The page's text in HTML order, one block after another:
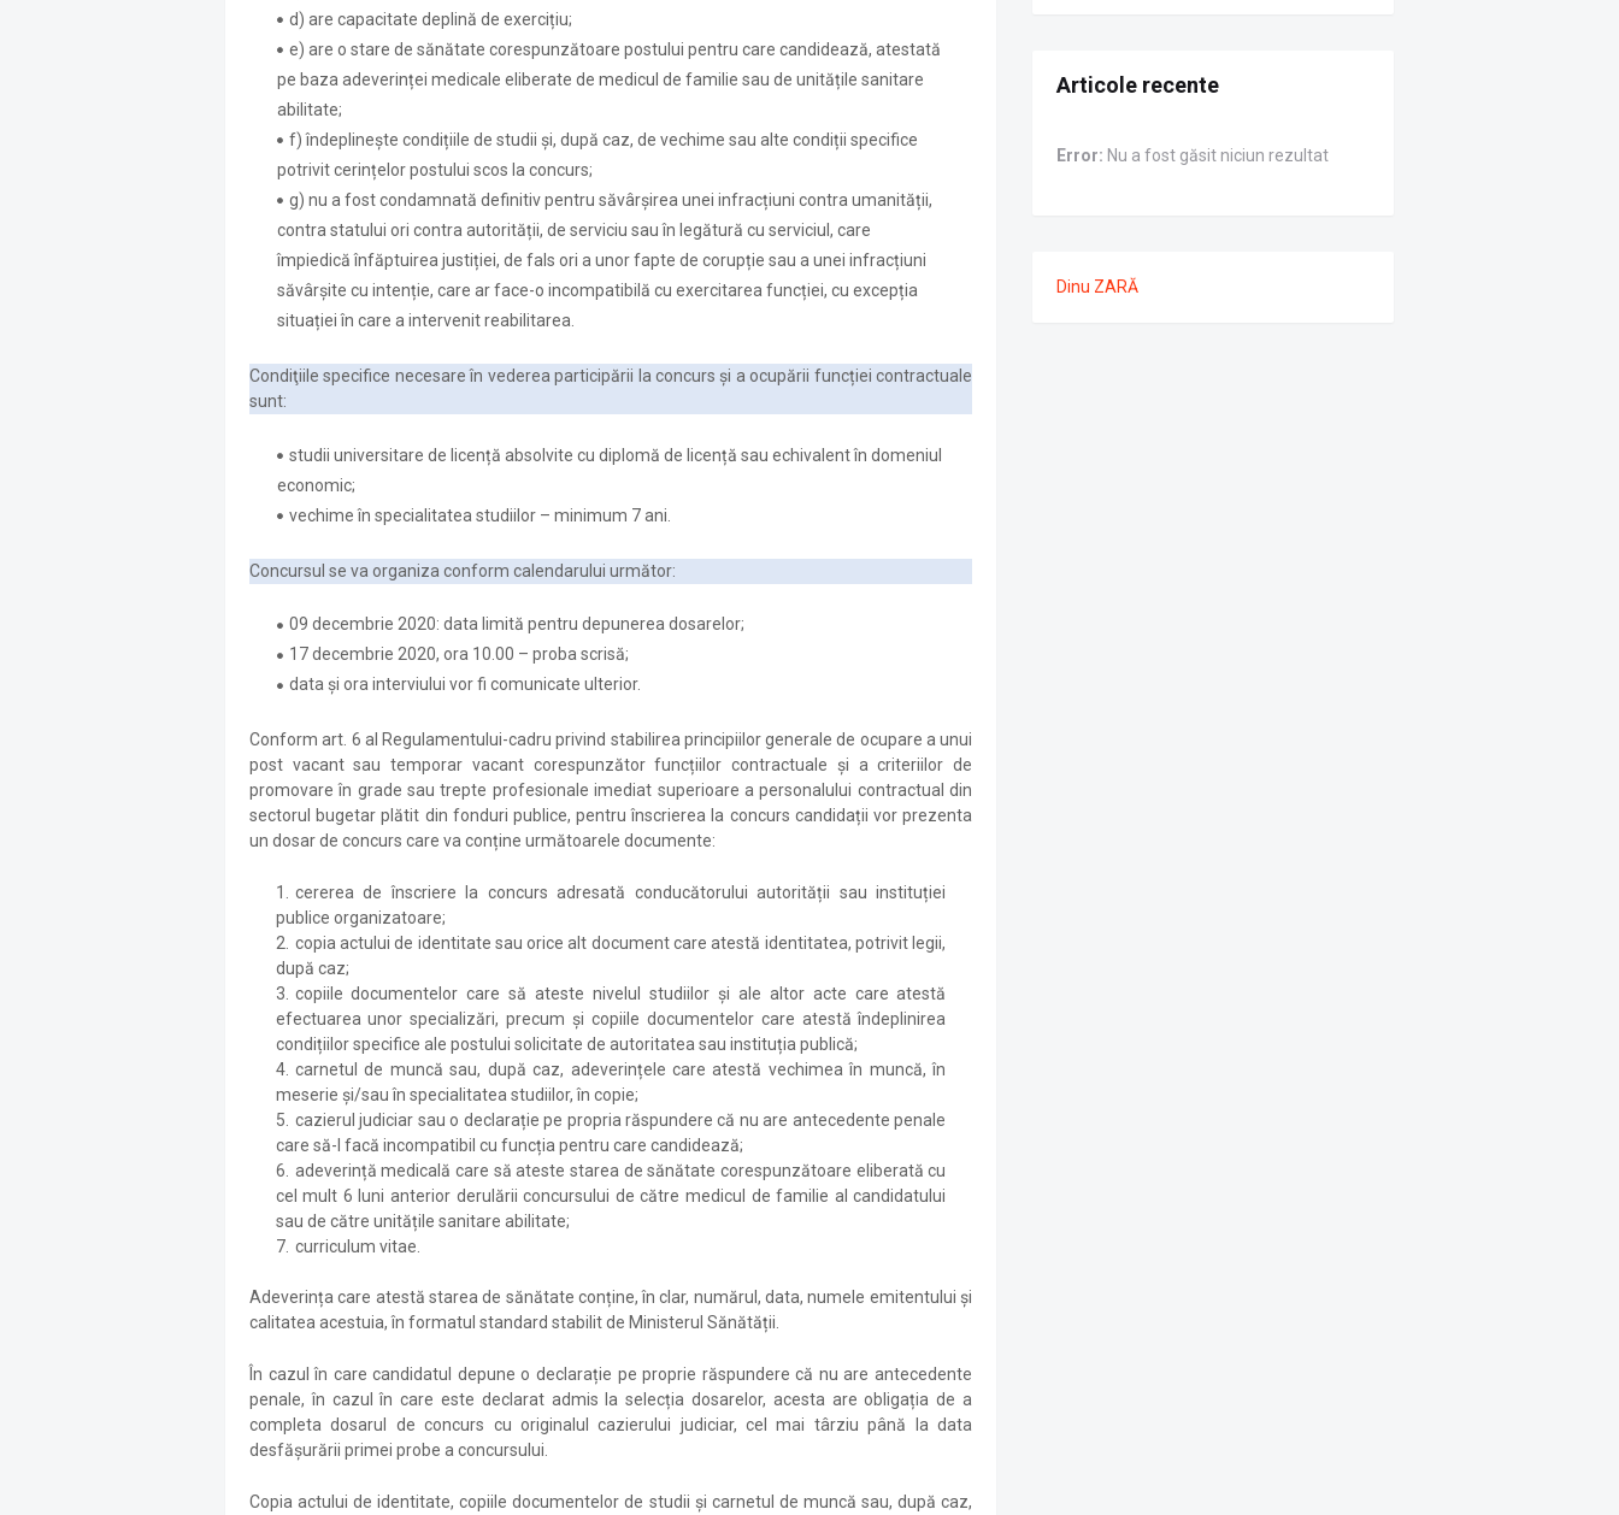
d) are capacitate deplină de exercițiu;
e) are o stare de sănătate corespunzătoare postului pentru care candidează, atestată
pe baza adeverinței medicale eliberate de medicul de familie sau de unitățile sanitare
abilitate;
f) îndeplinește condițiile de studii și, după caz, de vechime sau alte condiții specifice
potrivit cerințelor postului scos la concurs;
g) nu a fost condamnată definitiv pentru săvârșirea unei infracțiuni contra umanității,
contra statului ori contra autorității, de serviciu sau în legătură cu serviciul, care
împiedică înfăptuirea justiției, de fals ori a unor fapte de corupție sau a unei infracțiuni
săvârșite cu intenție, care ar face-o incompatibilă cu exercitarea funcției, cu excepția
situației în care a intervenit reabilitarea.
Condiţiile specifice necesare în vederea participării la concurs şi a ocupării funcției contractuale
sunt:
studii universitare de licență absolvite cu diplomă de licență sau echivalent în domeniul
economic;
vechime în specialitatea studiilor – minimum 7 ani.
Concursul se va organiza conform calendarului următor:
09 decembrie 2020: data limită pentru depunerea dosarelor;
17 decembrie 2020, ora 10.00 – proba scrisă;
data și ora interviului vor fi comunicate ulterior.
Conform art. 6 al Regulamentului-cadru privind stabilirea principiilor generale de ocupare a unui
post vacant sau temporar vacant corespunzător funcțiilor contractuale și a criteriilor de
promovare în grade sau trepte profesionale imediat superioare a personalului contractual din
sectorul bugetar plătit din fonduri publice, pentru înscrierea la concurs candidații vor prezenta
un dosar de concurs care va conține următoarele documente:
cererea de înscriere la concurs adresată conducătorului autorității sau instituției
publice organizatoare;
copia actului de identitate sau orice alt document care atestă identitatea, potrivit legii,
după caz;
copiile documentelor care să ateste nivelul studiilor și ale altor acte care atestă
efectuarea unor specializări, precum și copiile documentelor care atestă îndeplinirea
condițiilor specifice ale postului solicitate de autoritatea sau instituția publică;
carnetul de muncă sau, după caz, adeverințele care atestă vechimea în muncă, în
meserie și/sau în specialitatea studiilor, în copie;
cazierul judiciar sau o declarație pe propria răspundere că nu are antecedente penale
care să-l facă incompatibil cu funcția pentru care candidează;
adeverință medicală care să ateste starea de sănătate corespunzătoare eliberată cu
cel mult 6 luni anterior derulării concursului de către medicul de familie al candidatului
sau de către unitățile sanitare abilitate;
curriculum vitae.
Adeverința care atestă starea de sănătate conține, în clar, numărul, data, numele emitentului și
calitatea acestuia, în formatul standard stabilit de Ministerul Sănătății.
În cazul în care candidatul depune o declarație pe proprie răspundere că nu are antecedente
penale, în cazul în care este declarat admis la selecția dosarelor, acesta are obligația de a
completa dosarul de concurs cu originalul cazierului judiciar, cel mai târziu până la data
desfășurării primei probe a concursului.
Copia actului de identitate, copiile documentelor de studii și carnetul de muncă sau, după caz,
Articole recente
Error: Nu a fost găsit niciun rezultat
Dinu ZARĂ